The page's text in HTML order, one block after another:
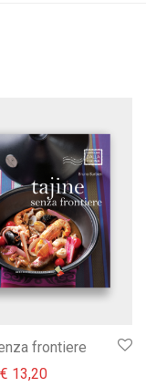
frontiere
Il prezzo originale era:
€ 13,20Il prezzo